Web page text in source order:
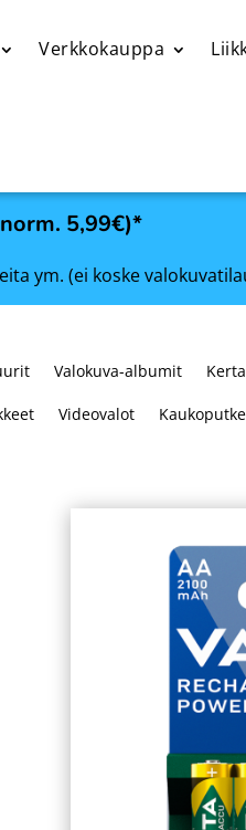
Verkkokauppa
5,99€)*
ym. (ei koske
Valokuva-albumit
Videovalot